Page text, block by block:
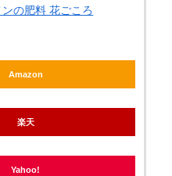
の肥料 花ごころ
Amazon
楽天
Yahoo!